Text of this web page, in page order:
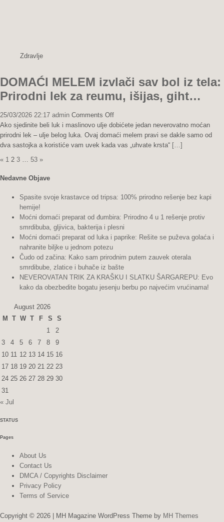
Zdravlje
DOMAĆI MELEM izvlači sav bol iz tela:
Prirodni lek za reumu, išijas, giht…
25/03/2026 22:17 admin Comments Offon
DOMAĆI
MELEM
izvlači
Prirodni
za
reumu,
išijas,
Ako sjedinite beli luk i maslinovo ulje dobićete jedan neverovatno moćan
prirodni lek – ulje belog luka. Ovaj domaći melem pravi se dakle samo od
dva sastojka a koristiće vam uvek kada vas „uhvate krsta“ […]
Posts
pagination
« 1 2 3 … 53 »
Nedavne Objave
Spasite svoje krastavce od tripsa: 100% prirodno rešenje bez kapi
hemije!
Moćni domaći preparat od đumbira: Prirodno 4 u 1 rešenje protiv
smrdibuba, gljivica, bakterija i plesni
Moćni domaći preparat od luka i paprike: Rešite se puževa golaća i
nahranite biljke u jednom potezu
Čudo od začina: Kako sam prirodnim putem zauvek oterala
smrdibube, zlatice i buhače iz bašte
NEVEROVATAN TRIK ZA KRAŠKU I SLATKU ŠARGAREPU: Evo
kako da obezbedite bogatu jesenju berbu po najvećim vrućinama!
August 2026
M
T W T F S
S
1
2
3
4 5 6 7 8
9
10 11 12 13 14 15 16
17 18 19 20 21 22 23
24 25 26 27 28 29 30
31
« Jul
STATUS
Pages
About Us
Contact Us
DMCA / Copyrights Disclaimer
Privacy Policy
Terms of Service
Copyright © 2026 | MH Magazine WordPress Theme by MH Themes